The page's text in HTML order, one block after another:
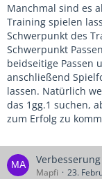
Manchmal sind es
Training spielen
Schwerpunkt des
Schwerpunkt
beidseitige Passen
anschließend
lassen. Natürlich
das 1gg.1 suchen,
zum Erfolg zu
Mapfi 23.